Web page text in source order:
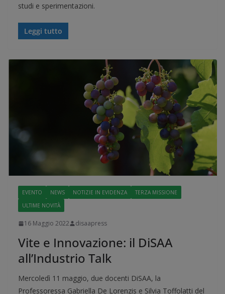
studi e sperimentazioni.
Leggi tutto
EVENTO NEWS NOTIZIE IN EVIDENZA
TERZA MISSIONE
ULTIME NOVITÀ
16 Maggio 2022 disaapress
Vite e Innovazione: il DiSAA
all’Industrio Talk
Mercoledì 11 maggio, due docenti DiSAA, la
Professoressa Gabriella De Lorenzis e Silvia Toffolatti del